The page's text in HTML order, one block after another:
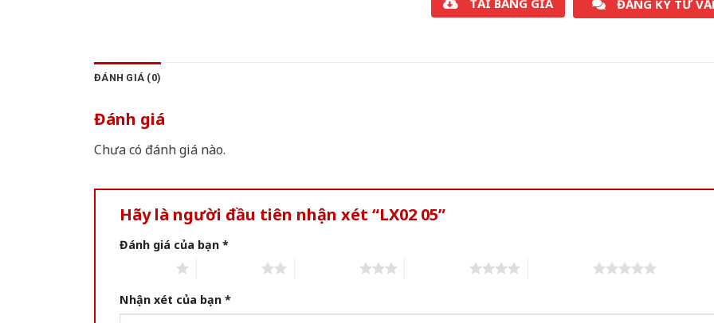
TẢI BẢNG GIÁ ĐĂNG KÝ TƯ
ĐÁNH GIÁ (0)
Đánh giá
Chưa có đánh giá nào.
Hãy là người đầu tiên nhận xét “LX02 05”
Đánh giá của bạn *
Nhận xét của bạn *